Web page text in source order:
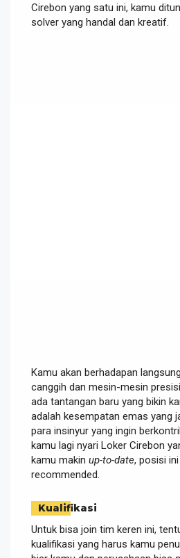
Cirebon yang satu ini, kamu
solver yang handal dan kreatif.
Kamu akan berhadapan
canggih dan mesin-mesin
ada tantangan baru yang bikin
adalah kesempatan emas yang
para insinyur yang ingin
kamu lagi nyari Loker Cirebon
kamu makin up-to-date, posisi ini
recommended.
Kualifikasi
Untuk bisa join tim keren ini,
kualifikasi yang harus kamu